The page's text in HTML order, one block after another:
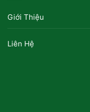
Giới Thiệu
Liên Hệ